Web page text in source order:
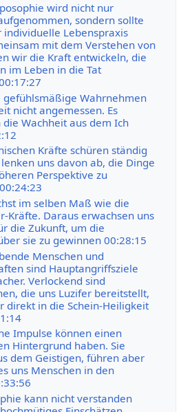
wird nicht nur
sondern sollte
individuelle Lebenspraxis
mit dem Verstehen von
wir die Kraft entwickeln, die
im Leben in die Tat
gefühlsmäßige Wahrnehmen
nicht angemessen. Es
die Wachheit aus dem Ich
Kräfte schüren ständig
uns davon ab, die Dinge
Perspektive zu
im selben Maß wie die
Kräfte. Daraus erwachsen uns
die Zukunft, um die
sie zu gewinnen 00:28:15
Menschen und
sind Hauptangriffsziele
Verlockend sind
die uns Luzifer bereitstellt,
direkt in die Schein-Heiligkeit
Impulse können einen
Hintergrund haben. Sie
dem Geistigen, führen aber
uns Menschen in den
kann nicht verstanden